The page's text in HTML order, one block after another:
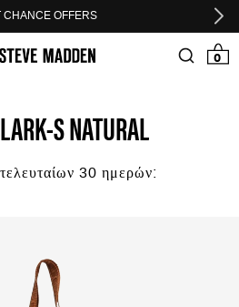
CHANCE OFFERS
0
0
S NATURAL
30 ημερών: